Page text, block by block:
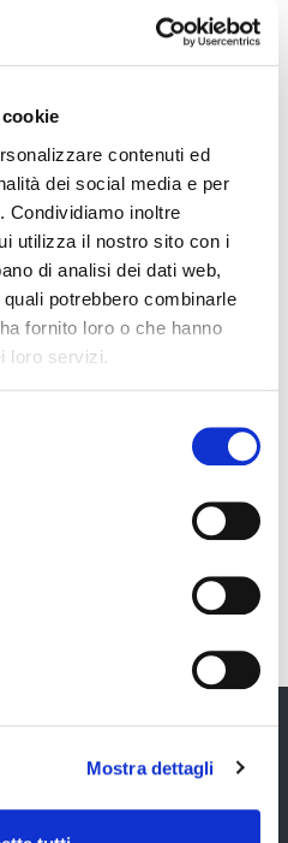
contenuti ed
dei social media e per
Condividiamo inoltre
utilizza il nostro sito con i
di analisi dei dati web,
potrebbero combinarle
fornito loro o che hanno
loro servizi.
Mostra dettagli
di
internazionali
RICERCA AVANZATA
di Modena